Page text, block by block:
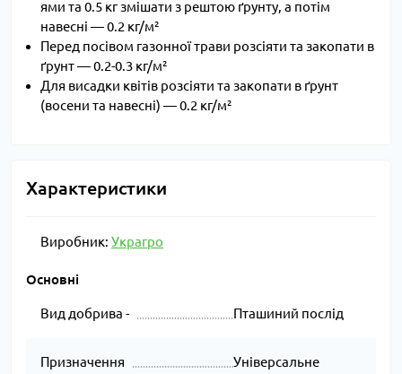
ями та 0.5 кг змішати з рештою ґрунту, а потім
навесні — 0.2 кг/м²
Перед посівом газонної трави розсіяти та закопати в
ґрунт — 0.2-0.3 кг/м²
Для висадки квітів розсіяти та закопати в ґрунт
(восени та навесні) — 0.2 кг/м²
Характеристики
Виробник: Украгро
Основні
Вид добрива - Пташиний послід
Призначення Універсальне